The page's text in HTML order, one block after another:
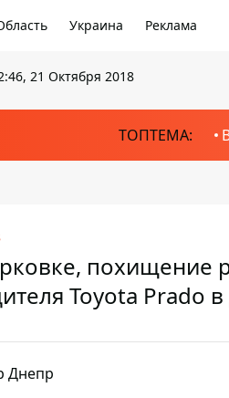
Украина Реклама
21 Октября 2018
ТОПТЕМА:
похищение
Toyota Prado
Днепр